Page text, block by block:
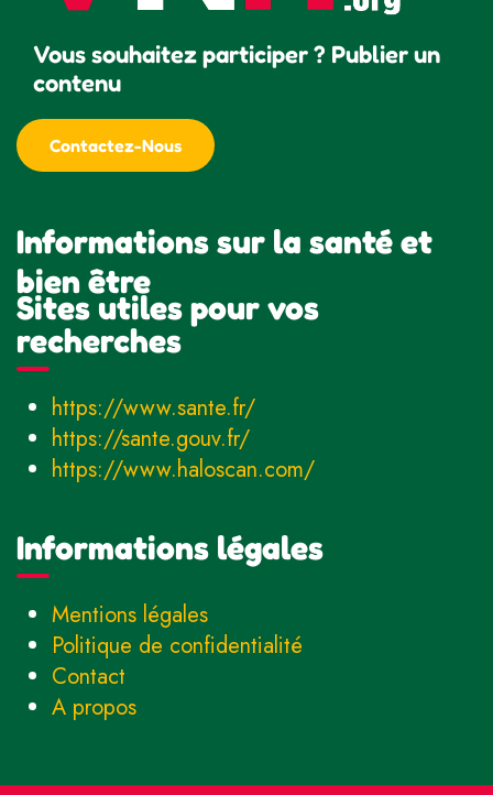
Vous souhaitez participer ? Publier un
contenu
Contactez-Nous
Informations sur la santé et
bien être
Sites utiles pour vos
recherches
https://www.sante.fr/
https://sante.gouv.fr/
https://www.haloscan.com/
Informations légales
Mentions légales
Politique de confidentialité
Contact
A propos